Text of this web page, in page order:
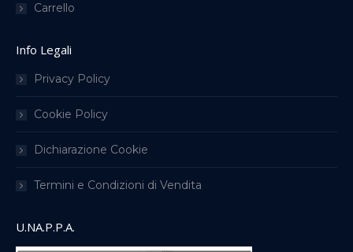
Carrello
Info Legali
Privacy Policy
Cookie Policy
Dichiarazione Cookie
Termini e Condizioni di Vendita
U.NA.P.P.A.